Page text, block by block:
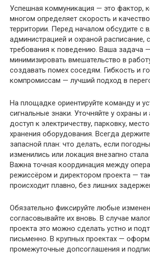
Успешная коммуникация — это фактор,
многом определяет скорость и
территории. Перед началом обсудите с
администрацией и охраной расписание,
требования к поведению. Ваша задача —
минимизировать вмешательство в
создавать помех соседям. Гибкость и
компромиссам — лучший подход в
На площадке ориентируйте команду и
сигнальные знаки. Уточняйте у охраны
доступ к электричеству, парковку,
хранения оборудования. Всегда
запасной план: что делать, если
изменились или локация внезапно
Важна точная координация между
режиссёром и директором проекта —
происходит плавно, без лишних
Обязательно фиксируйте любые
согласовывайте их вновь. В случае
проекта это можно сделать устно и
письменно. В крупных проектах —
промежуточные допсоглашения и